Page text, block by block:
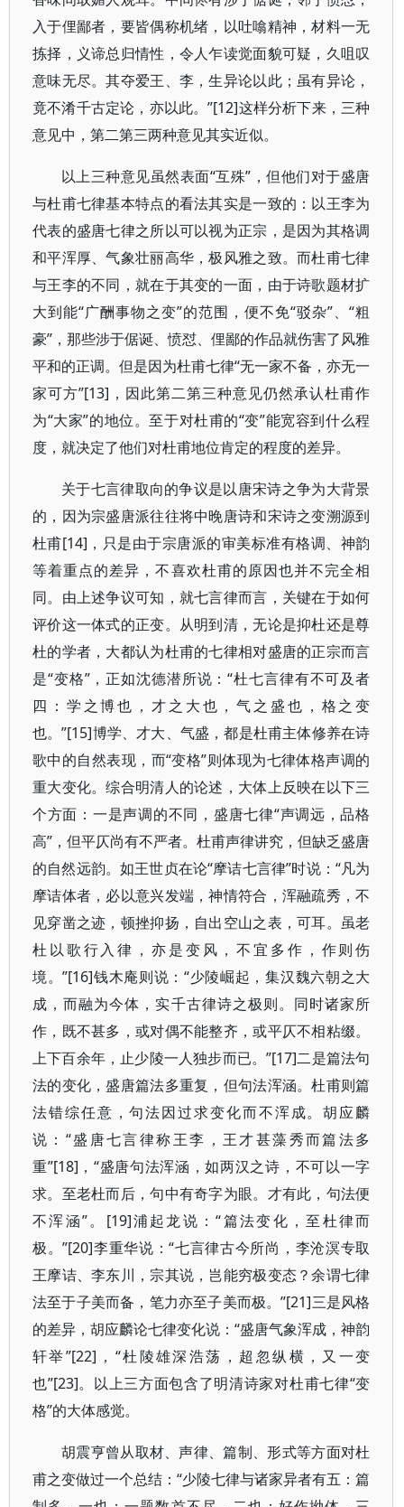
入于俚鄙者，要皆偶称机绪，以吐噏精神，材料一无
拣择，义谛总归情性，令人乍读觉面貌可疑，久咀叹
意味无尽。其夺爱王、李，生异论以此；虽有异论，
竟不淆千古定论，亦以此。”[12]这样分析下来，三种
意见中，第二第三两种意见其实近似。
以上三种意见虽然表面“互殊”，但他们对于盛唐
与杜甫七律基本特点的看法其实是一致的：以王李为
代表的盛唐七律之所以可以视为正宗，是因为其格调
和平浑厚、气象壮丽高华，极风雅之致。而杜甫七律
与王李的不同，就在于其变的一面，由于诗歌题材扩
大到能“广酬事物之变”的范围，便不免“驳杂”、“粗
豪”，那些涉于倨诞、愤怼、俚鄙的作品就伤害了风雅
平和的正调。但是因为杜甫七律“无一家不备，亦无一
家可方”[13]，因此第二第三种意见仍然承认杜甫作
为“大家”的地位。至于对杜甫的“变”能宽容到什么程
度，就决定了他们对杜甫地位肯定的程度的差异。
关于七言律取向的争议是以唐宋诗之争为大背景
的，因为宗盛唐派往往将中晚唐诗和宋诗之变溯源到
杜甫[14]，只是由于宗唐派的审美标准有格调、神韵
等着重点的差异，不喜欢杜甫的原因也并不完全相
同。由上述争议可知，就七言律而言，关键在于如何
评价这一体式的正变。从明到清，无论是抑杜还是尊
杜的学者，大都认为杜甫的七律相对盛唐的正宗而言
是“变格”，正如沈德潜所说：“杜七言律有不可及者
四：学之博也，才之大也，气之盛也，格之变
也。”[15]博学、才大、气盛，都是杜甫主体修养在诗
歌中的自然表现，而“变格”则体现为七律体格声调的
重大变化。综合明清人的论述，大体上反映在以下三
个方面：一是声调的不同，盛唐七律“声调远，品格
高”，但平仄尚有不严者。杜甫声律讲究，但缺乏盛唐
的自然远韵。如王世贞在论“摩诘七言律”时说：“凡为
摩诘体者，必以意兴发端，神情符合，浑融疏秀，不
见穿凿之迹，顿挫抑扬，自出空山之表，可耳。虽老
杜以歌行入律，亦是变风，不宜多作，作则伤
境。”[16]钱木庵则说：“少陵崛起，集汉魏六朝之大
成，而融为今体，实千古律诗之极则。同时诸家所
作，既不甚多，或对偶不能整齐，或平仄不相粘缀。
上下百余年，止少陵一人独步而已。”[17]二是篇法句
法的变化，盛唐篇法多重复，但句法浑涵。杜甫则篇
法错综任意，句法因过求变化而不浑成。胡应麟
说：“盛唐七言律称王李，王才甚藻秀而篇法多
重”[18]，“盛唐句法浑涵，如两汉之诗，不可以一字
求。至老杜而后，句中有奇字为眼。才有此，句法便
不浑涵”。[19]浦起龙说：“篇法变化，至杜律而
极。”[20]李重华说：“七言律古今所尚，李沧溟专取
王摩诘、李东川，宗其说，岂能穷极变态？余谓七律
法至于子美而备，笔力亦至子美而极。”[21]三是风格
的差异，胡应麟论七律变化说：“盛唐气象浑成，神韵
轩举”[22]，“杜陵雄深浩荡，超忽纵横，又一变
也”[23]。以上三方面包含了明清诗家对杜甫七律“变
格”的大体感觉。
胡震亨曾从取材、声律、篇制、形式等方面对杜
甫之变做过一个总结：“少陵七律与诸家异者有五：篇